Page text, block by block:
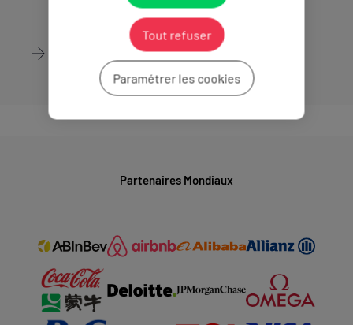
Partenaires Mondiaux
Tout refuser
Paramétrer les cookies